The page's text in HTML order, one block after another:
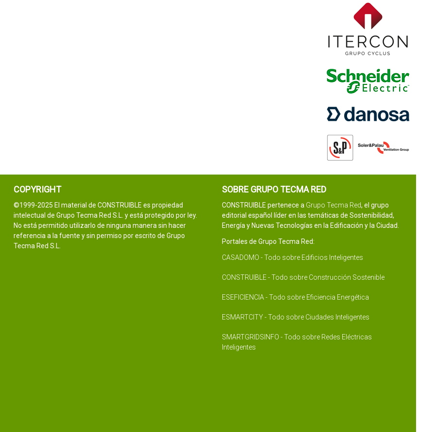
COPYRIGHT
©1999-2025 El material de CONSTRUIBLE es propiedad
intelectual de Grupo Tecma Red S.L. y está protegido por ley.
No está permitido utilizarlo de ninguna manera sin hacer
referencia a la fuente y sin permiso por escrito de Grupo
Tecma Red S.L.
SOBRE GRUPO TECMA RED
CONSTRUIBLE pertenece a Grupo Tecma Red, el grupo
editorial español líder en las temáticas de Sostenibilidad,
Energía y Nuevas Tecnologías en la Edificación y la Ciudad.
Portales de Grupo Tecma Red:
CASADOMO - Todo sobre Edificios Inteligentes
CONSTRUIBLE - Todo sobre Construcción Sostenible
ESEFICIENCIA - Todo sobre Eficiencia Energética
ESMARTCITY - Todo sobre Ciudades Inteligentes
SMARTGRIDSINFO - Todo sobre Redes Eléctricas
Inteligentes